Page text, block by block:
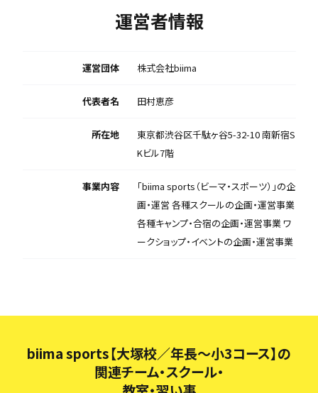
運営者情報
運営団体 株式会社biima
代表者名 田村恵彦
所在地
東京都渋谷区千駄ヶ谷5-32-10 南新宿S
Kビル7階
事業内容
「biima sports（ビーマ・スポーツ）」の企
画・運営 各種スクールの企画・運営事業
各種キャンプ・合宿の企画・運営事業 ワ
ークショップ・イベントの企画・運営事業
biima sports【大塚校／年長～小3コース】の
関連チーム・スクール・